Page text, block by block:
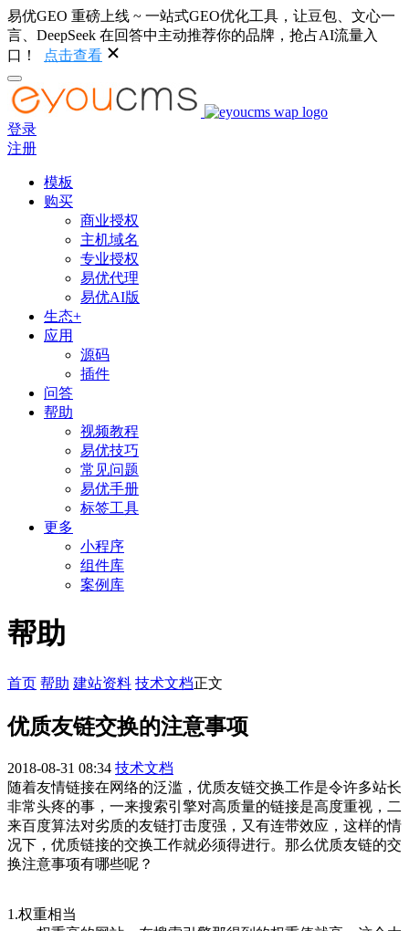
易优GEO 重磅上线 ~ 一站式GEO优化工具，让豆包、文心一
言、DeepSeek 在回答中主动推荐你的品牌，抢占AI流量入
口！
点击查看
登录
注册
模板
购买
商业授权
主机域名
专业授权
易优代理
易优AI版
生态+
应用
源码
插件
问答
帮助
视频教程
易优技巧
常见问题
易优手册
标签工具
更多
小程序
组件库
案例库
帮助
首页 帮助 建站资料 技术文档正文
优质友链交换的注意事项
2018-08-31 08:34 技术文档
随着友情链接在网络的泛滥，优质友链交换工作是令许多站长
非常头疼的事，一来搜索引擎对高质量的链接是高度重视，二
来百度算法对劣质的友链打击度强，又有连带效应，这样的情
况下，优质链接的交换工作就必须得进行。那么优质友链的交
换注意事项有哪些呢？
1.权重相当